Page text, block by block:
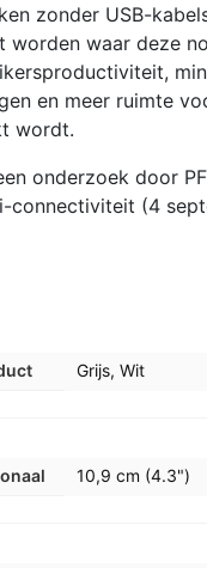
zonder USB-
worden waar deze
en meer ruimte
wordt.
onderzoek door
connectiviteit (4
Grijs, Wit
10,9 cm (4.3")